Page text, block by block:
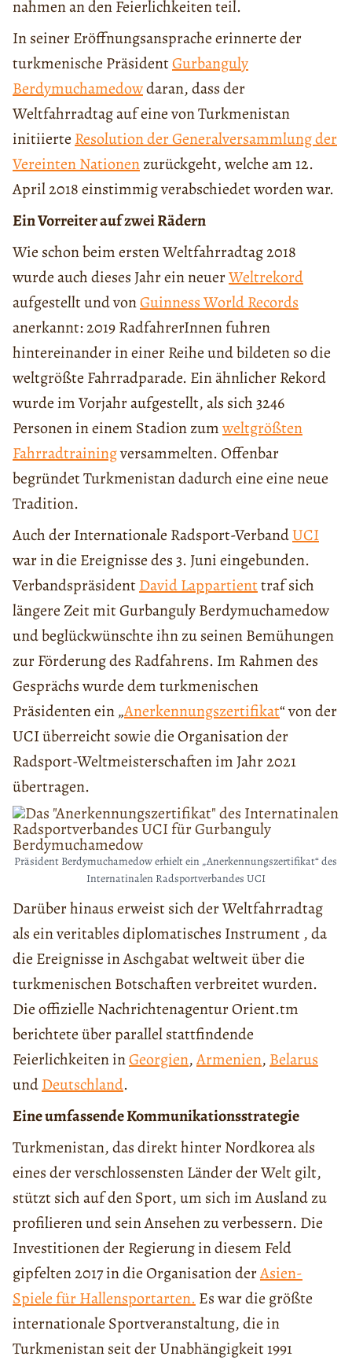
nahmen an den Feierlichkeiten teil.
In seiner Eröffnungsansprache erinnerte der
turkmenische PräsidentGurbanguly
Berdymuchamedowdaran, dass der
Weltfahrradtag auf eine von Turkmenistan
initiierte Resolution der Generalversammlung der
Vereinten Nationenzurückgeht, welche am 12.
April 2018 einstimmig verabschiedet worden war.
Ein Vorreiter auf zwei Rädern
Wie schon beim ersten Weltfahrradtag 2018
wurde auch dieses Jahr ein neuerWeltrekord
aufgestellt und vonGuinness World Records
anerkannt: 2019 RadfahrerInnen fuhren
hintereinander in einer Reihe und bildeten so die
weltgrößte Fahrradparade. Ein ähnlicher Rekord
wurde im Vorjahr aufgestellt, als sich 3246
Personen in einem Stadion zumweltgrößten
Fahrradtrainingversammelten. Offenbar
begründet Turkmenistan dadurch eine eine neue
Tradition.
Auch der Internationale Radsport-VerbandUCI
war in die Ereignisse des 3. Juni eingebunden.
VerbandspräsidentDavid Lappartienttraf sich
längere Zeit mit Gurbanguly Berdymuchamedow
und beglückwünschte ihn zu seinen Bemühungen
zur Förderung des Radfahrens. Im Rahmen des
Gesprächs wurde dem turkmenischen
Präsidenten ein „Anerkennungszertifikat“ von der
UCI überreicht sowie die Organisation der
Radsport-Weltmeisterschaften im Jahr 2021
übertragen.
Präsident Berdymuchamedow erhielt ein „Anerkennungszertifikat“ des
Internatinalen Radsportverbandes UCI
Darüber hinaus erweist sich der Weltfahrradtag
als ein veritables diplomatisches Instrument , da
die Ereignisse in Aschgabat weltweit über die
turkmenischen Botschaften verbreitet wurden.
Die offizielle Nachrichtenagentur Orient.tm
berichtete über parallel stattfindende
Feierlichkeiten inGeorgien,Armenien, Belarus
undDeutschland.
Eine umfassende Kommunikationsstrategie
Turkmenistan, das direkt hinter Nordkorea als
eines der verschlossensten Länder der Welt gilt,
stützt sich auf den Sport, um sich im Ausland zu
profilieren und sein Ansehen zu verbessern. Die
Investitionen der Regierung in diesem Feld
gipfelten 2017 in die Organisation derAsien-
Spiele für Hallensportarten. Es war die größte
internationale Sportveranstaltung, die in
Turkmenistan seit der Unabhängigkeit 1991